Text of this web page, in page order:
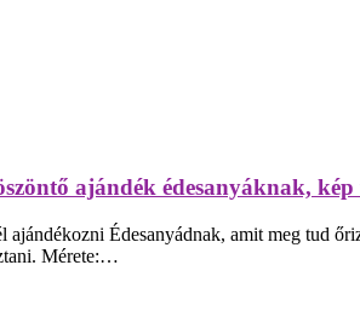
ajándék édesanyáknak,
ajándékozni Édesanyádnak, amit meg tud
Mérete:…